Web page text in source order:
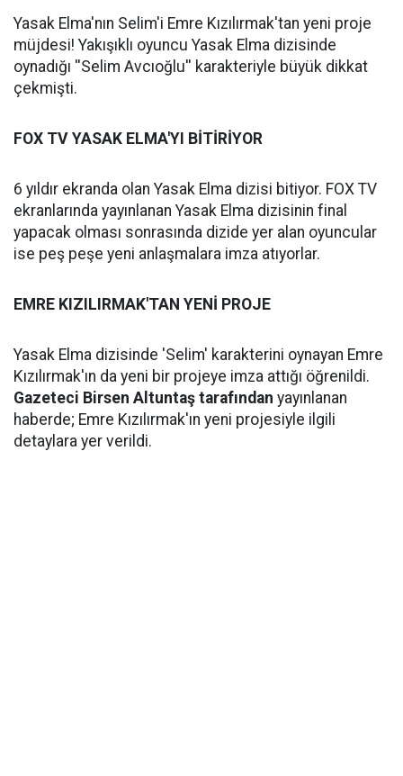
Yasak Elma'nın Selim'i Emre Kızılırmak'tan yeni proje
müjdesi! Yakışıklı oyuncu Yasak Elma dizisinde
oynadığı ''Selim Avcıoğlu'' karakteriyle büyük dikkat
çekmişti.
FOX TV YASAK ELMA'YI BİTİRİYOR
6 yıldır ekranda olan Yasak Elma dizisi bitiyor. FOX TV
ekranlarında yayınlanan Yasak Elma dizisinin final
yapacak olması sonrasında dizide yer alan oyuncular
ise peş peşe yeni anlaşmalara imza atıyorlar.
EMRE KIZILIRMAK'TAN YENİ PROJE
Yasak Elma dizisinde 'Selim' karakterini oynayan Emre
Kızılırmak'ın da yeni bir projeye imza attığı öğrenildi.
Gazeteci Birsen Altuntaş tarafından yayınlanan
haberde; Emre Kızılırmak'ın yeni projesiyle ilgili
detaylara yer verildi.